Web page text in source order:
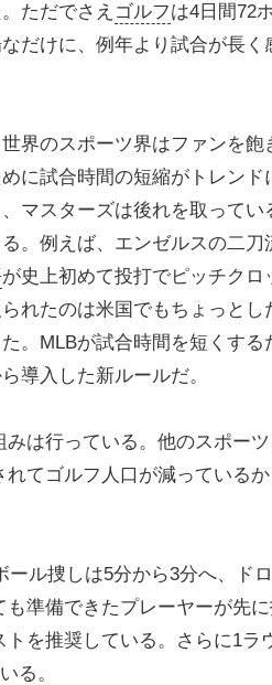
ただでさえ ゴルフは4日間72
だけに、例年より試合が長く
界のスポーツ界はファンを飽
に試合時間の短縮がトレンド
マスターズは後れを取ってい
。例えば、エンゼルスの二刀
が史上初めて投打でピッチクロ
れたのは米国でもちょっとし
。MLBが試合時間を短くする
導入した新ルールだ。
は行っている。他のスポー
てゴルフ人口が減っているか
ル捜しは5分から3分へ、ド
準備できたプレーヤーが先に
を推奨している。さらに1ラ
る。